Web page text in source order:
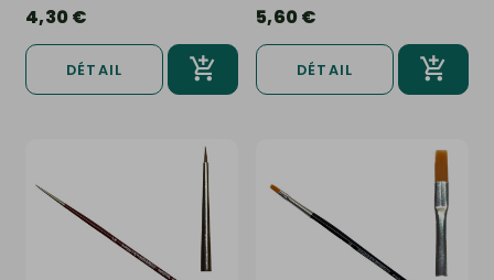
4,30 €
DÉTAIL
5,60 €
DÉTAIL